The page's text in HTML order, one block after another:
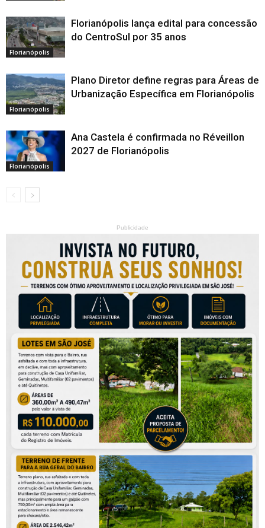
Florianópolis
Florianópolis lança edital para concessão
do CentroSul por 35 anos
Florianópolis
Plano Diretor define regras para Áreas de
Urbanização Específica em Florianópolis
Florianópolis
Ana Castela é confirmada no Réveillon
2027 de Florianópolis
Publicidade